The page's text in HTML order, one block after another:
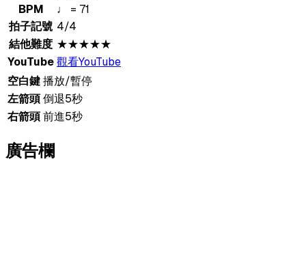
BPM
♩ = 71
拍子記號 4/4
結他難度 ★★★★★
YouTube觀看YouTube
空白鍵播放/暫停
左箭頭倒退5秒
右箭頭前進5秒
廣告欄